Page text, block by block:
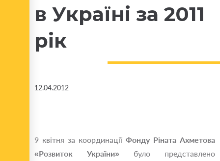
в Україні за 2011
рік
12.04.2012
9 квітня за координації Фонду Ріната Ахметова
«Розвиток України» було представлено